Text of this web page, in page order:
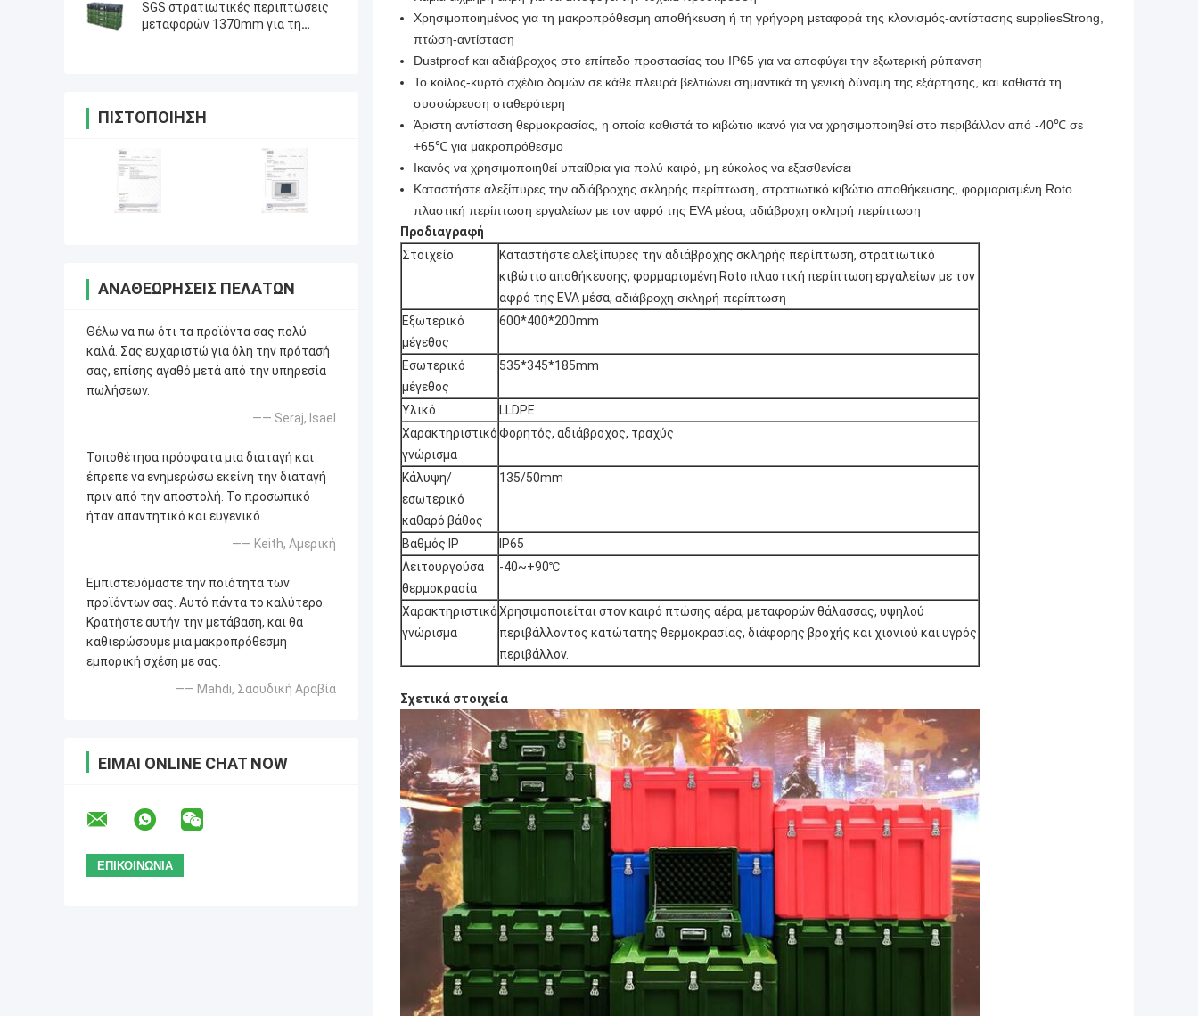
SGS στρατιωτικές περιπτώσεις
μεταφορών 1370mm για τη
ΠΙΣΤΟΠΟΊΗΣΗ
ΑΝΑΘΕΩΡΉΣΕΙΣ ΠΕΛΑΤΏΝ
Θέλω να πω ότι τα προϊόντα σας πολύ
καλά. Σας ευχαριστώ για όλη την πρότασή
σας, επίσης αγαθό μετά από την υπηρεσία
πωλήσεων.
—— Seraj, Isael
Τοποθέτησα πρόσφατα μια διαταγή και
έπρεπε να ενημερώσω εκείνη την διαταγή
πριν από την αποστολή. Το προσωπικό
ήταν απαντητικό και ευγενικό.
—— Keith, Αμερική
Εμπιστευόμαστε την ποιότητα των
προϊόντων σας. Αυτό πάντα το καλύτερο.
Κρατήστε αυτήν την μετάβαση, και θα
καθιερώσουμε μια μακροπρόθεσμη
εμπορική σχέση με σας.
—— Mahdi, Σαουδική Αραβία
ΕΊΜΑΙ ONLINE CHAT NOW
Χρησιμοποιημένος για τη μακροπρόθεσμη αποθήκευση ή τη γρήγορη μεταφορά της κλονισμός-αντίστασης suppliesStrong,
πτώση-αντίσταση
Dustproof και αδιάβροχος στο επίπεδο προστασίας του IP65 για να αποφύγει την εξωτερική ρύπανση
Το κοίλος-κυρτό σχέδιο δομών σε κάθε πλευρά βελτιώνει σημαντικά τη γενική δύναμη της εξάρτησης, και καθιστά τη
συσσώρευση σταθερότερη
Άριστη αντίσταση θερμοκρασίας, η οποία καθιστά το κιβώτιο ικανό για να χρησιμοποιηθεί στο περιβάλλον από -40℃ σε
+65℃ για μακροπρόθεσμο
Ικανός να χρησιμοποιηθεί υπαίθρια για πολύ καιρό, μη εύκολος να εξασθενίσει
Καταστήστε αλεξίπυρες την αδιάβροχης σκληρής περίπτωση, στρατιωτικό κιβώτιο αποθήκευσης, φορμαρισμένη Roto
πλαστική περίπτωση εργαλείων με τον αφρό της EVA μέσα, αδιάβροχη σκληρή περίπτωση
Προδιαγραφή
Στοιχείο
Καταστήστε αλεξίπυρες την αδιάβροχης σκληρής περίπτωση, στρατιωτικό
κιβώτιο αποθήκευσης, φορμαρισμένη Roto πλαστική περίπτωση εργαλείων με τον
αφρό της EVA μέσα, αδιάβροχη σκληρή περίπτωση
Εξωτερικό
μέγεθος
600*400*200mm
Εσωτερικό
μέγεθος
535*345*185mm
Υλικό
LLDPE
Χαρακτηριστικό
γνώρισμα
Φορητός, αδιάβροχος, τραχύς
Κάλυψη/
εσωτερικό
καθαρό βάθος
135/50mm
Βαθμός IP
IP65
Λειτουργούσα
θερμοκρασία
-40~+90℃
Χαρακτηριστικό
γνώρισμα
Χρησιμοποιείται στον καιρό πτώσης αέρα, μεταφορών θάλασσας, υψηλού
περιβάλλοντος κατώτατης θερμοκρασίας, διάφορης βροχής και χιονιού και υγρός
περιβάλλον.
Σχετικά στοιχεία